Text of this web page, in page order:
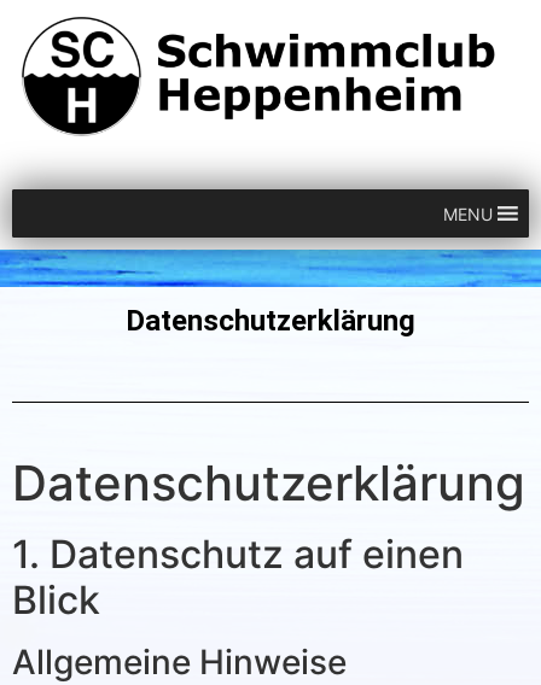
MENU
Datenschutzerklärung
Datenschutzerklärung
1. Datenschutz auf einen
Blick
Allgemeine Hinweise